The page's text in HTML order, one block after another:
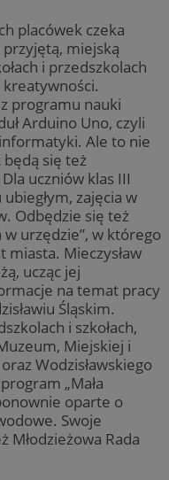
placówek czeka
miejską
i przedszkolach
programu nauki
Arduino Uno, czyli
Ale to nie
się też
uczniów klas III
zajęcia w
Odbędzie się też
urzędzie”, w którego
miasta. Mieczysław
ucząc jej
na temat pracy
Śląskim.
i szkołach,
Miejskiej i
Wodzisławskiego
„Mała
oparte o
Swoje
Młodzieżowa Rada